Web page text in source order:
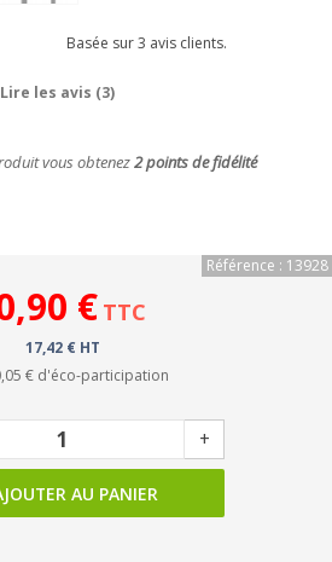
Basée sur3 avis clients.
Lire les avis (3)
vous obtenez2points de fidélité
Référence : 13928
€ TTC
17,42 € HT
€ d'éco-participation
+
AU PANIER